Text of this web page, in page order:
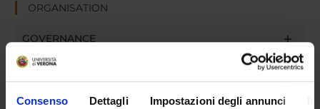
Consenso Dettagli Impostazioni degli annunci
ORGANISATION
GOVERNANCE
COMMITTEES
DEPARTMENT ADMINISTRATION OFFICES